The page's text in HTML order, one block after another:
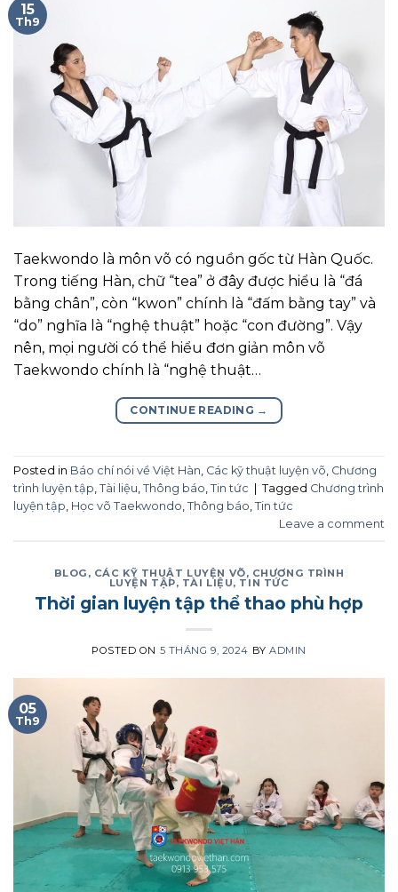
15
Th9
Taekwondo là môn võ có nguồn gốc từ Hàn Quốc.
Trong tiếng Hàn, chữ “tea” ở đây được hiểu là “đá
bằng chân”, còn “kwon” chính là “đấm bằng tay” và
“do” nghĩa là “nghệ thuật” hoặc “con đường”. Vậy
nên, mọi người có thể hiểu đơn giản môn võ
Taekwondo chính là “nghệ thuật…
CONTINUE READING →
Posted in Báo chí nói về Việt Hàn Các kỹ thuật luyện võ Chương
trình luyện tập Tài liệu Thông báo Tin tức Tagged Chương trình
luyện tập Học võ Taekwondo Thông báo Tin tức
Leave a comment
BLOG , CÁC KỸ THUẬT LUYỆN VÕ, CHƯƠNG TRÌNH
LUYỆN TẬP, TÀI LIỆU, TIN TỨC
Thời gian luyện tập thể thao phù hợp
POSTED ON 5 THÁNG 9, 2024 BYADMIN
05
Th9